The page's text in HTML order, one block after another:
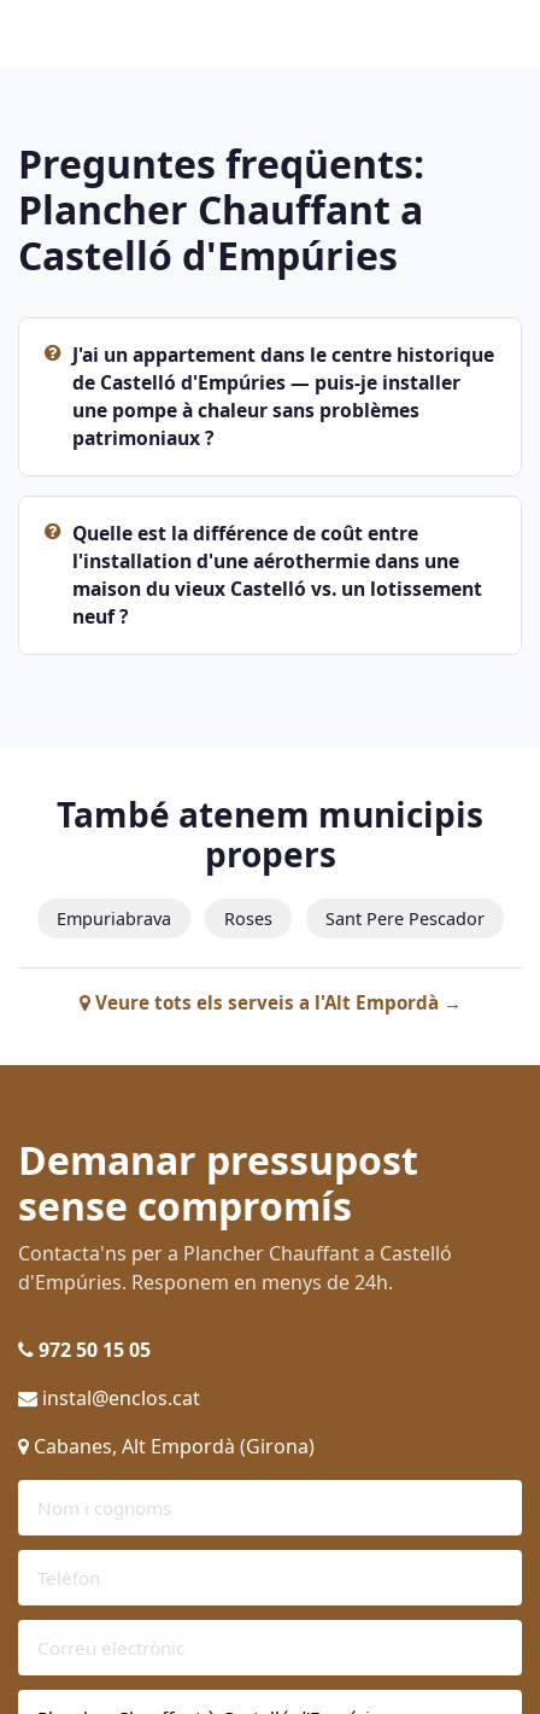
Preguntes freqüents:
Plancher Chauffant a
Castelló d'Empúries
J'ai un appartement dans le centre historique
de Castelló d'Empúries — puis-je installer
une pompe à chaleur sans problèmes
patrimoniaux ?
Quelle est la différence de coût entre
l'installation d'une aérothermie dans une
maison du vieux Castelló vs. un lotissement
neuf ?
També atenem municipis
propers
Empuriabrava Roses Sant Pere Pescador
Veure tots els serveis a l'Alt Empordà →
Demanar pressupost
sense compromís
Contacta'ns per a Plancher Chauffant a Castelló
d'Empúries. Responem en menys de 24h.
972 50 15 05
instal@enclos.cat
Cabanes, Alt Empordà (Girona)